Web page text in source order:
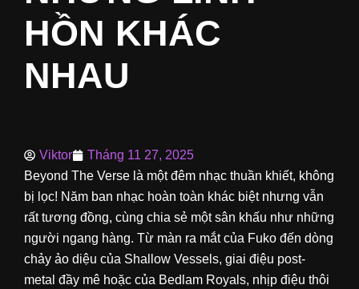
HỒN KHÁC
NHAU
Viktor
Tháng 11 27, 2025
Beyond The Verse là một đêm nhạc thuần khiết, không
bị lọc! Năm ban nhạc hoàn toàn khác biệt nhưng vẫn
rất tương đồng, cùng chia sẻ một sân khấu như những
người ngang hàng. Từ màn ra mắt của Fuko đến dòng
chảy ảo diệu của Shallow Vessels, giai điệu post-
metal đầy mê hoặc của Bedlam Royals, nhịp điệu thôi